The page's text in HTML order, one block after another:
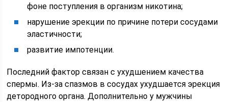
фоне поступления в организм никотина;
нарушение эрекции по причине потери сосудами
эластичности;
развитие импотенции.
Последний фактор связан с ухудшением качества
спермы. Из-за спазмов в сосудах ухудшается эрекция
детородного органа. Дополнительно у мужчины